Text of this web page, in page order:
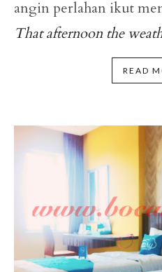
angin perlahan ikut
That afternoon the
READ